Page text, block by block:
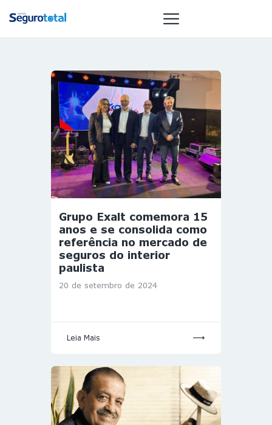
NOTÍCIAS
REVISTA
ESPECIAIS
GAIVOTA DE
OURO
ST SUMMIT
MULHERES
HOMEST
HOME
Grupo Exalt comemora 15
anos e se consolida como
referência no mercado de
seguros do interior
paulista
20 de setembro de 2024
Leia Mais